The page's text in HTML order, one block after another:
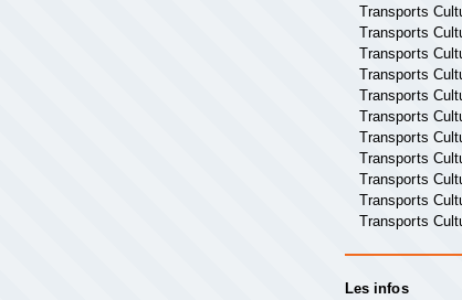
Transports
Transports
Transports
Transports
Transports
Transports
Transports
Transports
Transports
Transports
Transports
Les infos